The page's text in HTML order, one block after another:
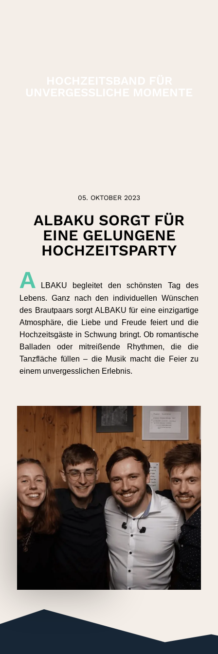
05. OKTOBER 2023
ALBAKU SORGT FÜR
EINE GELUNGENE
HOCHZEITSPARTY
A
LBAKU begleitet den schönsten Tag des
Lebens. Ganz nach den individuellen Wünschen
des Brautpaars sorgt ALBAKU für eine einzigartige
Atmosphäre, die Liebe und Freude feiert und die
Hochzeitsgäste in Schwung bringt. Ob romantische
Balladen oder mitreißende Rhythmen, die die
Tanzfläche füllen – die Musik macht die Feier zu
einem unvergesslichen Erlebnis.